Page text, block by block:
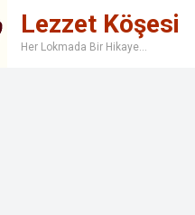
Lezzet Köşesi
Her Lokmada Bir Hikaye…